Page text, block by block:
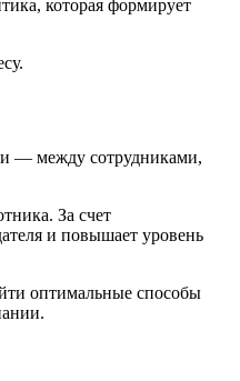
которая формирует
— между сотрудниками,
За счет
и повышает уровень
оптимальные способы